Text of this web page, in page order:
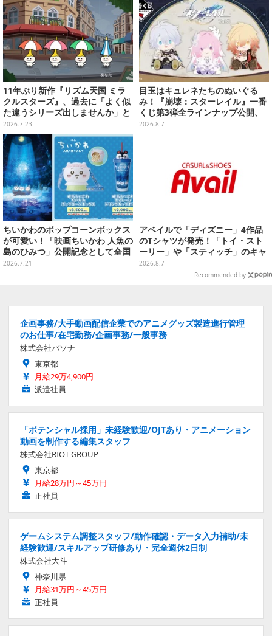
11年ぶり新作『リズム天国 ミラ
クルスターズ』、過去に「よく似
た違うシリーズ出しませんか」と
の話もあった。つんく♂noteで心
境語り任天堂前社長の岩田聡につ
いても言及
2026.7.23
目玉はキュレネたちのぬいぐる
み！『崩壊：スターレイル』一番
くじ第3弾全ラインナップ公開、
美麗ビジュアルのアクリルボード
2026.8.7
ちいかわのポップコーンボックス
が可愛い！「映画ちいかわ 人魚の
島のひみつ」公開記念として全国
劇場で販売決定、セイレーンドリ
2026.7.21
アベイルで「ディズニー」4作品
のTシャツが発売！「トイ・スト
ーリー」や「スティッチ」のキャ
ラを刺しゅうでデザイン
2026.8.7
Recommended by
企画事務/大手動画配信企業でのアニメグッズ製造進行管理
のお仕事/在宅勤務/企画事務/一般事務
株式会社パソナ
東京都
月給29万4,900円
派遣社員
「ポテンシャル採用」未経験歓迎/OJTあり・アニメーション
動画を制作する編集スタッフ
株式会社RIOT GROUP
東京都
月給28万円～45万円
正社員
ゲームシステム調整スタッフ/動作確認・データ入力補助/未
経験歓迎/スキルアップ研修あり・完全週休2日制
株式会社大斗
神奈川県
月給31万円～45万円
正社員